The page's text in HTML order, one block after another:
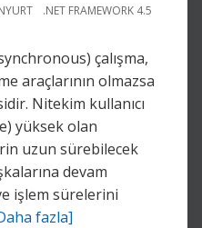
.NET FRAMEWORK 4.5
çalışma,
araçlarının olmazsa
Nitekim kullanıcı
yüksek olan
uzun sürebilecek
devam
işlem sürelerini
fazla]